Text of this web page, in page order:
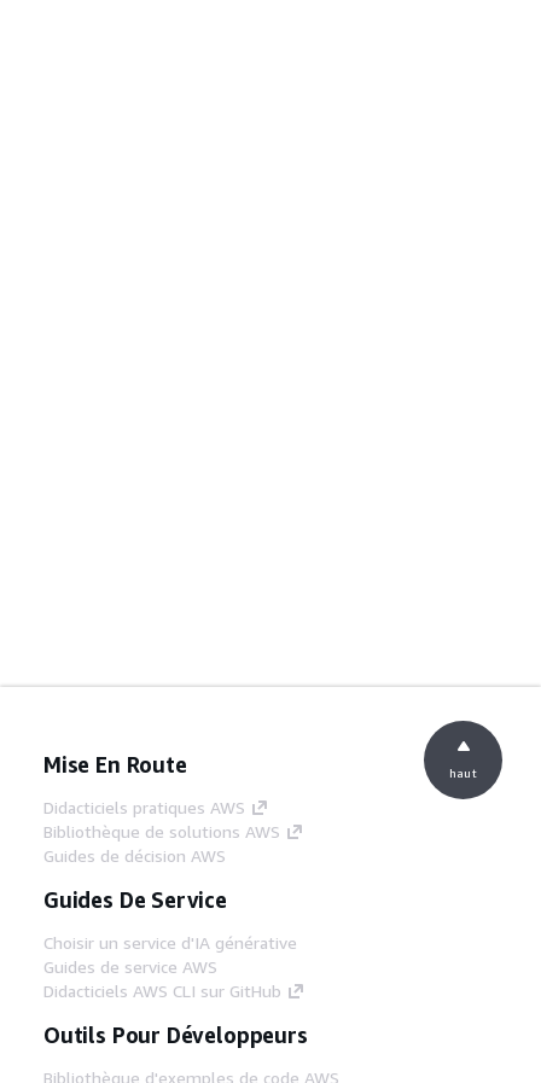
Mise En Route
Didacticiels pratiques AWS
Bibliothèque de solutions AWS
Guides de décision AWS
Guides De Service
Choisir un service d'IA générative
Guides de service AWS
Didacticiels AWS CLI sur GitHub
Outils Pour Développeurs
Bibliothèque d'exemples de code AWS
haut